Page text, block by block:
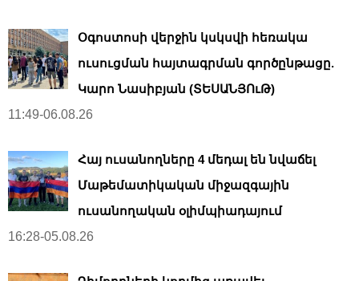
Օգոստոսի վերջին կսկսվի հեռակա
ուսուցման հայտագրման գործընթացը.
Կարո Նասիբյան (ՏԵՍԱՆՅՈւԹ)
11:49-06.08.26
Հայ ուսանողները 4 մեդալ են նվաճել
Մաթեմատիկական միջազգային
ուսանողական օլիմպիադայում
16:28-05.08.26